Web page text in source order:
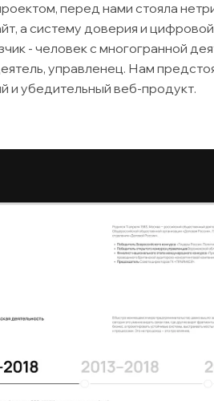
перед нами стояла
а систему доверия и
- человек с многогранной
управленец. Нам
и убедительный веб-продукт.